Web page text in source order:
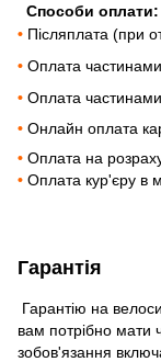
Способи оплати:
• Післяплата (при
• Оплата частинами
• Оплата частинами
• Онлайн оплата
• Оплата на
• Оплата кур'єру в
Гарантія
Гарантію на
вам потрібно мати
зобов'язання